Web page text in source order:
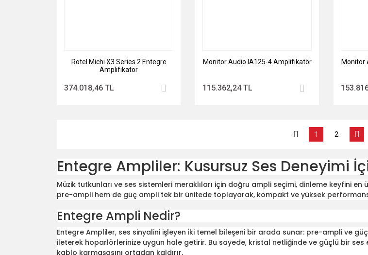
Rotel Michi X3 Series 2 Entegre
Amplifikatör
374.018,46 TL
Monitor Audio IA125-4 Amplifikatör
115.362,24 TL
Monitor
1 2
Entegre Ampliler: Kusursuz Ses Deneyimi
Müzik tutkunları ve ses sistemleri meraklıları için doğru ampli seçimi, dinleme keyfini
pre-ampli hem de güç ampli tek bir ünitede toplayarak, kompakt ve yüksek
Entegre Ampli Nedir?
Entegre Ampliler, ses sinyalini işleyen iki temel bileşeni bir arada sunar: pre-ampli ve
ileterek hoparlörlerinize uygun hale getirir. Bu sayede, kristal netliğinde ve güçlü bir
kablo karmaşasını ortadan kaldırır.